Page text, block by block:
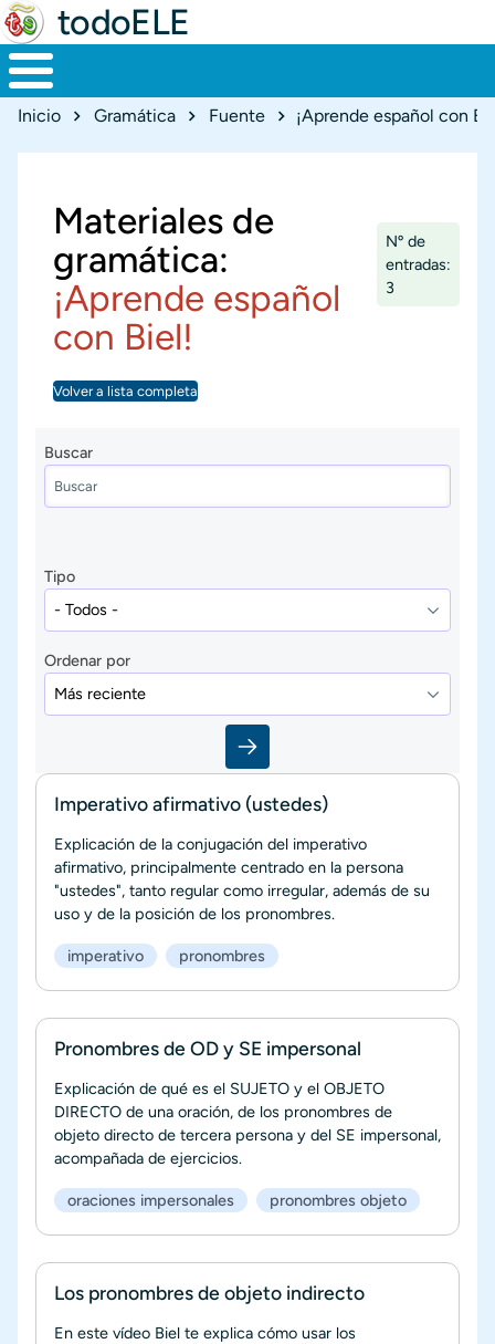
todoELE
Ruta de navegación
Inicio Gramática Fuente ¡Aprende español con
Materiales de
gramática:
¡Aprende español
con Biel!
Nº de
entradas:
3
Volver a lista completa
Buscar
Tipo
Ordenar por
Imperativo afirmativo (ustedes)
Explicación de la conjugación del imperativo
afirmativo, principalmente centrado en la persona
"ustedes", tanto regular como irregular, además de su
uso y de la posición de los pronombres.
imperativo pronombres
Pronombres de OD y SE impersonal
Explicación de qué es el SUJETO y el OBJETO
DIRECTO de una oración, de los pronombres de
objeto directo de tercera persona y del SE impersonal,
acompañada de ejercicios.
oraciones impersonales pronombres objeto
Los pronombres de objeto indirecto
En este vídeo Biel te explica cómo usar los